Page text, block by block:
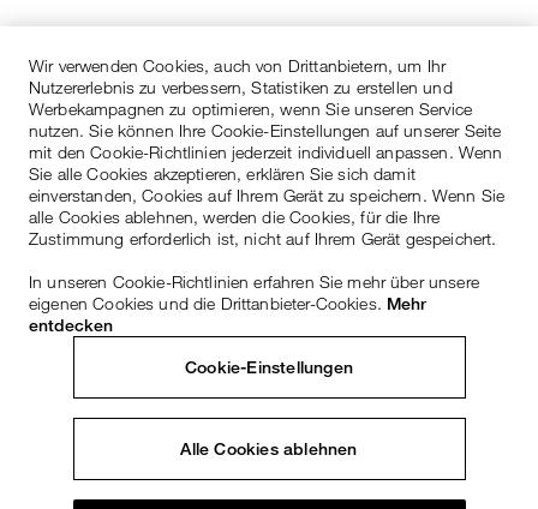
Wir verwenden Cookies, auch von Drittanbietern, um Ihr
Nutzererlebnis zu verbessern, Statistiken zu erstellen und
Werbekampagnen zu optimieren, wenn Sie unseren Service
nutzen. Sie können Ihre Cookie-Einstellungen auf unserer Seite
mit den Cookie-Richtlinien jederzeit individuell anpassen. Wenn
Sie alle Cookies akzeptieren, erklären Sie sich damit
einverstanden, Cookies auf Ihrem Gerät zu speichern. Wenn Sie
alle Cookies ablehnen, werden die Cookies, für die Ihre
Zustimmung erforderlich ist, nicht auf Ihrem Gerät gespeichert.
In unseren Cookie-Richtlinien erfahren Sie mehr über unsere
eigenen Cookies und die Drittanbieter-Cookies. Mehr
entdecken
Cookie-Einstellungen
Alle Cookies ablehnen